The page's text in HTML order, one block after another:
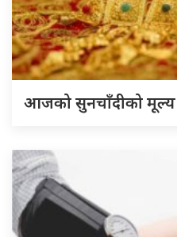
आजको सुनचाँदीको मूल्य